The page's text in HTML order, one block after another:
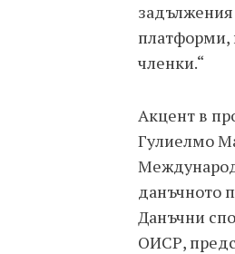
платформи,
членки.“
Акцент в
Гулиелмо
данъчното
Данъчни
ОИСР,